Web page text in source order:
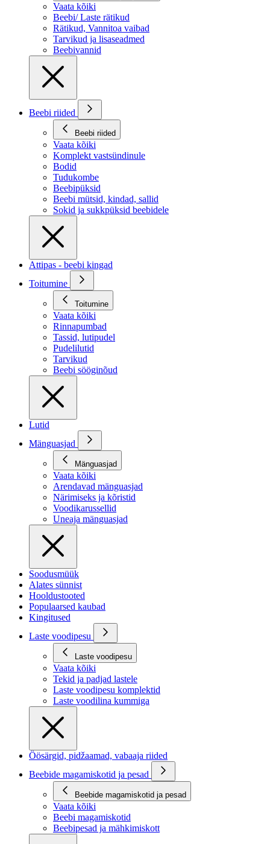
Vaata kõiki
Beebi/ Laste rätikud
Rätikud, Vannitoa vaibad
Tarvikud ja lisaseadmed
Beebivannid
Beebi riided
Beebi riided
Vaata kõiki
Komplekt vastsündinule
Bodid
Tudukombe
Beebipüksid
Beebi mütsid, kindad, sallid
Sokid ja sukkpüksid beebidele
Attipas - beebi kingad
Toitumine
Toitumine
Vaata kõiki
Rinnapumbad
Tassid, lutipudel
Pudelilutid
Tarvikud
Beebi sööginõud
Lutid
Mänguasjad
Mänguasjad
Vaata kõiki
Arendavad mänguasjad
Närimiseks ja kõristid
Voodikarussellid
Uneaja mänguasjad
Soodusmüük
Alates sünnist
Hooldustooted
Populaarsed kaubad
Kingitused
Laste voodipesu
Laste voodipesu
Vaata kõiki
Tekid ja padjad lastele
Laste voodipesu komplektid
Laste voodilina kummiga
Öösärgid, pidžaamad, vabaaja riided
Beebide magamiskotid ja pesad
Beebide magamiskotid ja pesad
Vaata kõiki
Beebi magamiskotid
Beebipesad ja mähkimiskott